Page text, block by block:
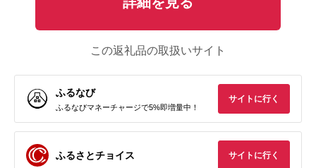
この返礼品の取扱いサイト
ふるなび
ふるなびマネーチャージで5%即増量中！
サイトに行く
ふるさとチョイス サイトに行く